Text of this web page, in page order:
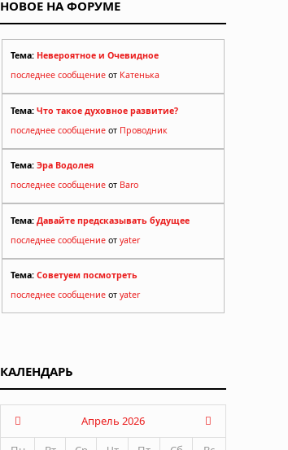
НОВОЕ НА ФОРУМЕ
Тема: Невероятное и Очевидное
последнее сообщение от Катенька
Тема: Что такое духовное развитие?
последнее сообщение от Проводник
Тема: Эра Водолея
последнее сообщение от Baro
Тема: Давайте предсказывать будущее
последнее сообщение от yater
Тема: Советуем посмотреть
последнее сообщение от yater
КАЛЕНДАРЬ
Апрель 2026